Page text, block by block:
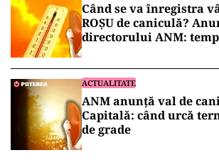
Când se va înregistra
ROȘU de caniculă?
directorului ANM:
ACTUALITATE
ANM anunță val de
Capitală: când urcă
de grade